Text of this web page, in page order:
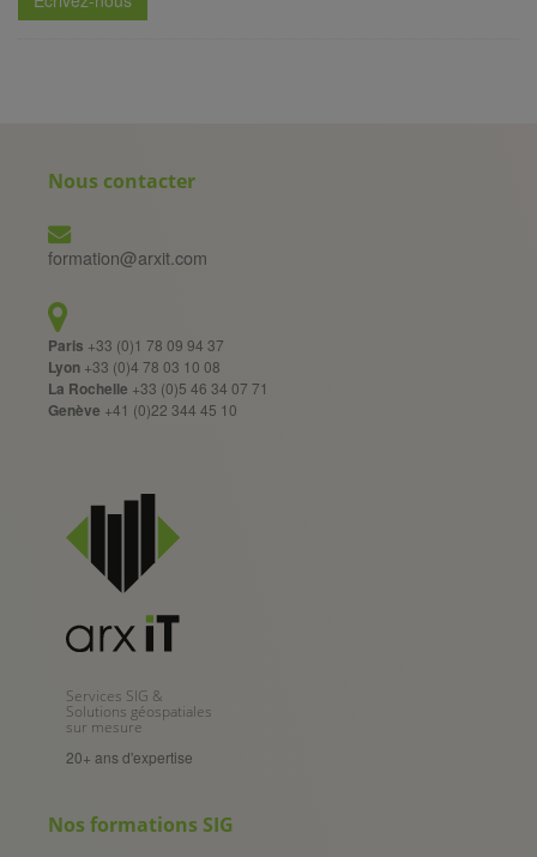
Nous contacter
formation@arxit.com
Paris +33 (0)1 78 09 94 37
Lyon +33 (0)4 78 03 10 08
La Rochelle +33 (0)5 46 34 07 71
Genève +41 (0)22 344 45 10
Services SIG &
Solutions géospatiales
sur mesure
20+ ans d'expertise
Nos formations SIG